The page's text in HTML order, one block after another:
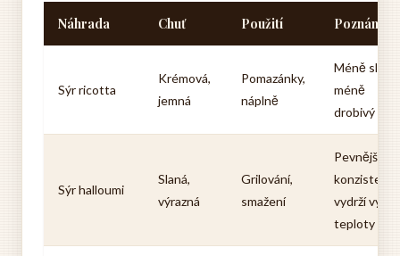
Náhrada Chuť Použití Poznámky
Sýr ricotta
Krémová,
jemná
Pomazánky,
náplně
Méně slaný,
méně
drobivý
Sýr halloumi
Slaná,
výrazná
Grilování,
smažení
Pevnější
vydrží vyšší
teploty